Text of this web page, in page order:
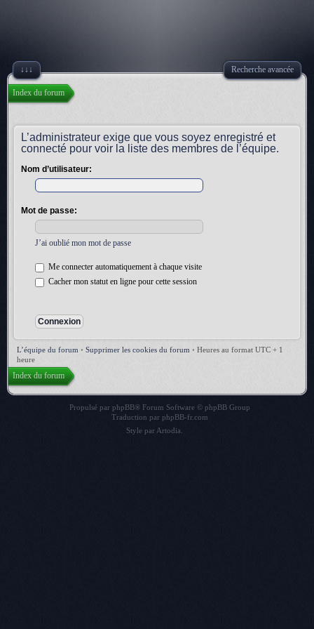
↓↓↓ Recherche avancée
Index du forum
L’administrateur exige que vous soyez enregistré et
connecté pour voir la liste des membres de l’équipe.
Nom d’utilisateur:
Mot de passe:
J’ai oublié mon mot de passe
Me connecter automatiquement à chaque visite
Cacher mon statut en ligne pour cette session
L’équipe du forum • Supprimer les cookies du forum • Heures au format UTC + 1
heure
Index du forum
Propulsé par phpBB® Forum Software © phpBB Group
Traduction par phpBB-fr.com
Style par Artodia